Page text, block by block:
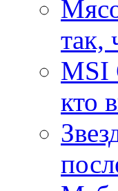
так,
MSI
кто